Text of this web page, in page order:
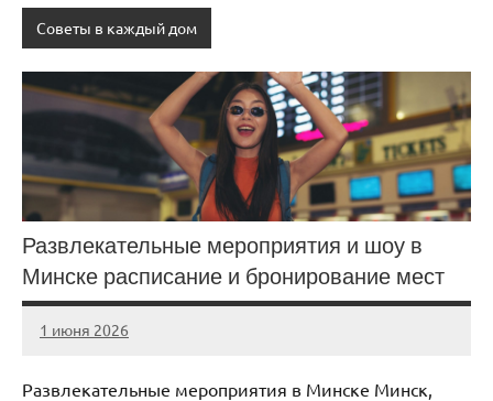
Советы в каждый дом
Развлекательные мероприятия и шоу в
Минске расписание и бронирование мест
1 июня 2026
Avtor
Нет
Развлекательные мероприятия в Минске Минск,